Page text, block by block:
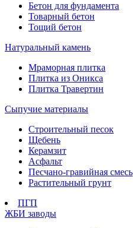
Бетон для фундамента
Товарный бетон
Тощий бетон
Натуральный камень
Мраморная плитка
Плитка из Оникса
Плитка Травертин
Сыпучие материалы
Строительный песок
Щебень
Керамзит
Асфальт
Песчано-гравийная смесь
Растительный грунт
ПГП
ЖБИ заводы